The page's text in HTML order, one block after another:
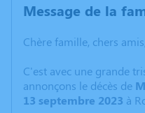
Message de la
Chère famille, chers amis,
C'est avec une grande
annonçons le décès de
13 septembre 2023 à